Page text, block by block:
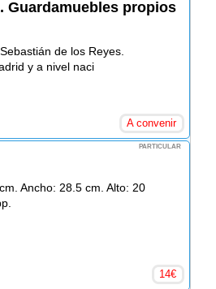
Guardamuebles propios
de los Reyes.
y a nivel naci
A convenir
PARTICULAR
Ancho: 28.5 cm. Alto: 20
14€